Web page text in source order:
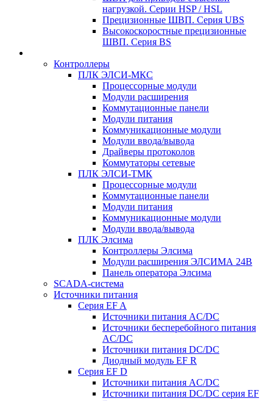
нагрузкой. Серии HSP / HSL
Прецизионные ШВП. Серия UBS
Высокоскоростные прецизионные
ШВП. Серия BS
Контроллеры
ПЛК ЭЛСИ-МКС
Процессорные модули
Модули расширения
Коммутационные панели
Модули питания
Коммуникационные модули
Модули ввода/вывода
Драйверы протоколов
Коммутаторы сетевые
ПЛК ЭЛСИ-ТМК
Процессорные модули
Коммутационные панели
Модули питания
Коммуникационные модули
Модули ввода/вывода
ПЛК Элсима
Контроллеры Элсима
Модули расширения ЭЛСИМА 24В
Панель оператора Элсима
SCADA-система
Источники питания
Серия EF A
Источники питания AC/DC
Источники бесперебойного питания
AC/DC
Источники питания DC/DC
Диодный модуль EF R
Серия EF D
Источники питания AC/DC
Источники питания DC/DC серия EF